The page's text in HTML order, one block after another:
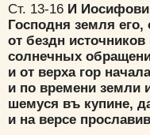
Ст. 13-16 И Иосифови
Господня земля
от­ бездн
солнечных
и от­ верха гор
и по времени земли
шемуся въ купине,
и на версе